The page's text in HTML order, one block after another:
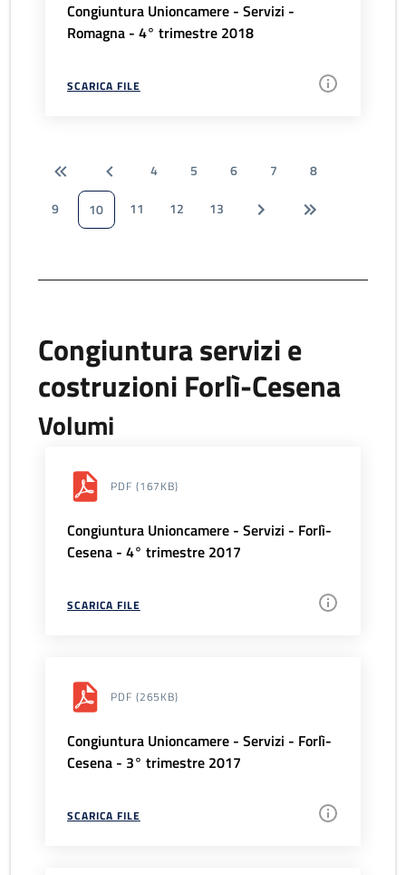
Congiuntura Unioncamere - Servizi -
Romagna - 4° trimestre 2018
SCARICA FILE
4 5 6 7
8
9
10 11 12 13
Congiuntura servizi e
costruzioni Forlì-Cesena
Volumi
PDF (167KB)
Congiuntura Unioncamere - Servizi - Forlì-
Cesena - 4° trimestre 2017
SCARICA FILE
PDF (265KB)
Congiuntura Unioncamere - Servizi - Forlì-
Cesena - 3° trimestre 2017
SCARICA FILE